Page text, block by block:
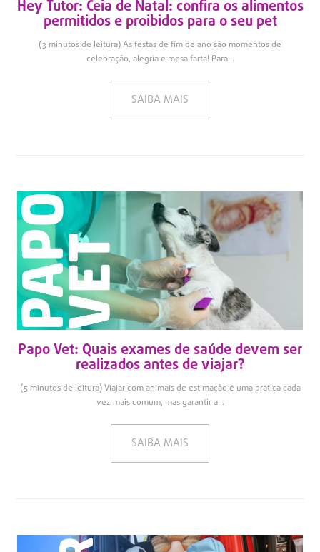
Hey Tutor: Ceia de Natal: confira os alimentos
permitidos e proibidos para o seu pet
(3 minutos de leitura) As festas de fim de ano são momentos de
celebração, alegria e mesa farta! Para...
SAIBA MAIS
Papo Vet: Quais exames de saúde devem ser
realizados antes de viajar?
(5 minutos de leitura) Viajar com animais de estimação é uma prática cada
vez mais comum, mas garantir a...
SAIBA MAIS